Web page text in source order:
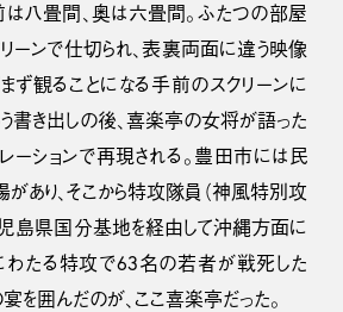
は八畳間、奥は六畳間。ふたつの部屋
ーンで仕切られ、表裏両面に違う映像
ず観ることになる手前のスクリーンに
う書き出しの後、喜楽亭の女将が語った
ーションで再現される。豊田市には民
あり、そこから特攻隊員（神風特別攻
島県国分基地を経由して沖縄方面に
わたる特攻で63名の若者が戦死した
を囲んだのが、ここ喜楽亭だった。